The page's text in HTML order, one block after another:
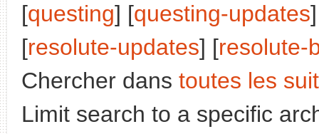
[questing] [questing-updates
[resolute-updates] [resolute-
Chercher dans toutes les
Limit search to a specific